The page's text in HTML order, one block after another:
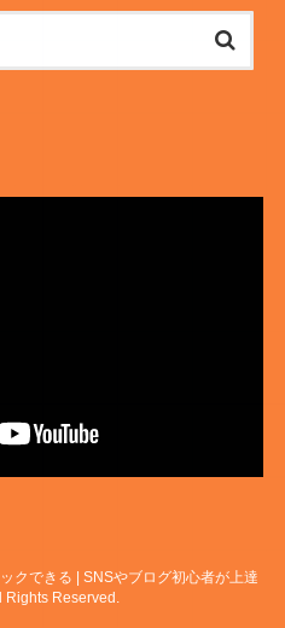
クできる | SNSやブログ初心者が上達
Rights Reserved.